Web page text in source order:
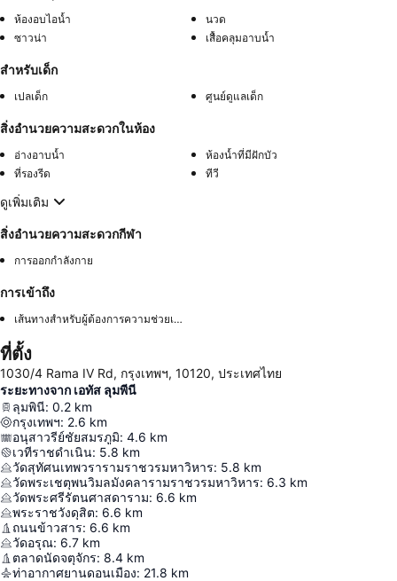
ห้องอบไอน้ำ
นวด
ซาวน่า
เสื้อคลุมอาบน้ำ
สำหรับเด็ก
เปลเด็ก ศูนย์ดูแลเด็ก
สิ่งอำนวยความสะดวกในห้อง
อ่างอาบน้ำ
ห้องน้ำที่มีฝักบัว
ที่รองรีด
ทีวี
ดูเพิ่มเติม
สิ่งอำนวยความสะดวกกีฬา
การออกกำลังกาย
การเข้าถึง
เส้นทางสำหรับผู้ต้องการความช่วยเหลือพิเศษ
ที่ตั้ง
1030/4 Rama IV Rd, กรุงเทพฯ, 10120, ประเทศไทย
ระยะทางจาก เอทัส ลุมพีนี
ลุมพินี: 0.2 km
กรุงเทพฯ: 2.6 km
อนุสาวรีย์ชัยสมรภูมิ: 4.6 km
เวทีราชดำเนิน: 5.8 km
วัดสุทัศนเทพวรารามราชวรมหาวิหาร: 5.8 km
วัดพระเชตุพนวิมลมังคลารามราชวรมหาวิหาร: 6.3 km
วัดพระศรีรัตนศาสดาราม: 6.6 km
พระราชวังดุสิต: 6.6 km
ถนนข้าวสาร: 6.6 km
วัดอรุณ: 6.7 km
ตลาดนัดจตุจักร: 8.4 km
ท่าอากาศยานดอนเมือง: 21.8 km